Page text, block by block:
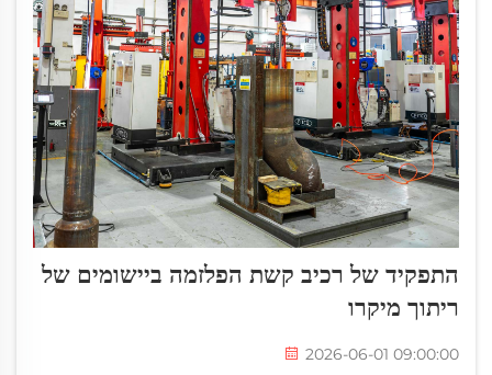
התפקיד של רכיב קשת הפלזמה ביישומים של
ריתוך מיקרו
2026-06-01 09:00:00